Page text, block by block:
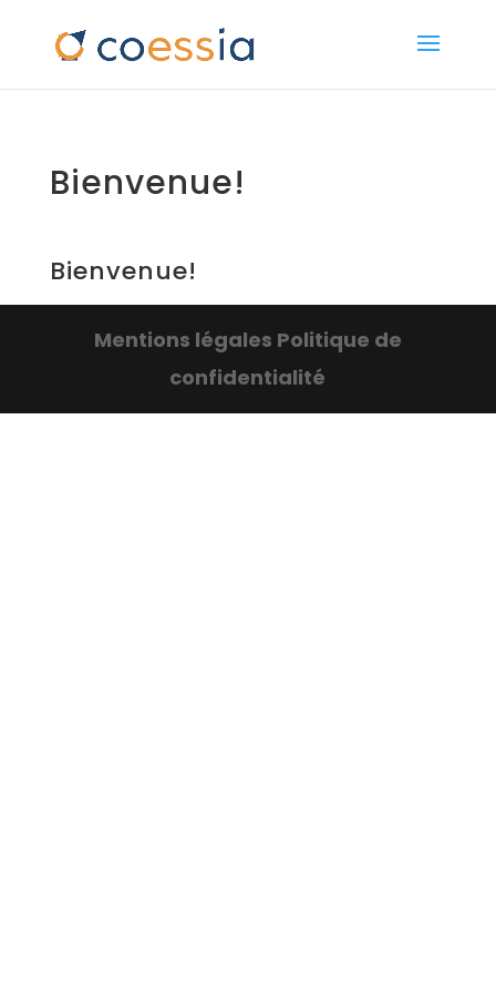
Bienvenue!
Bienvenue!
Mentions légales Politique de
confidentialité